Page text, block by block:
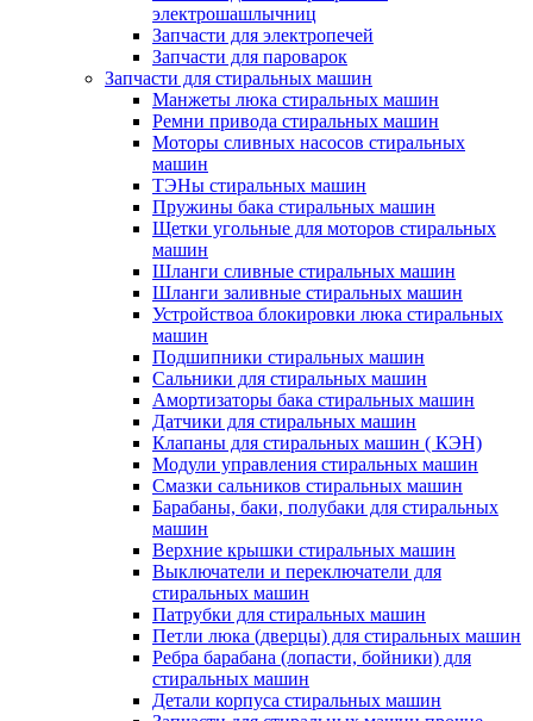
электрошашлычниц
Запчасти для электропечей
Запчасти для пароварок
Запчасти для стиральных машин
Манжеты люка стиральных машин
Ремни привода стиральных машин
Моторы сливных насосов стиральных
машин
ТЭНы стиральных машин
Пружины бака стиральных машин
Щетки угольные для моторов стиральных
машин
Шланги сливные стиральных машин
Шланги заливные стиральных машин
Устройствоа блокировки люка стиральных
машин
Подшипники стиральных машин
Сальники для стиральных машин
Амортизаторы бака стиральных машин
Датчики для стиральных машин
Клапаны для стиральных машин ( КЭН)
Модули управления стиральных машин
Смазки сальников стиральных машин
Барабаны, баки, полубаки для стиральных
машин
Верхние крышки стиральных машин
Выключатели и переключатели для
стиральных машин
Патрубки для стиральных машин
Петли люка (дверцы) для стиральных машин
Ребра барабана (лопасти, бойники) для
стиральных машин
Детали корпуса стиральных машин